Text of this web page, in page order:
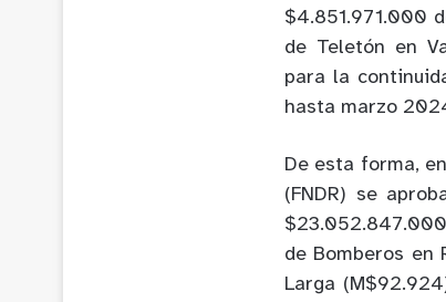
$4.851.971.000
de Teletón en
para la
hasta marzo
De esta forma,
(FNDR) se
de Bomberos en
Larga